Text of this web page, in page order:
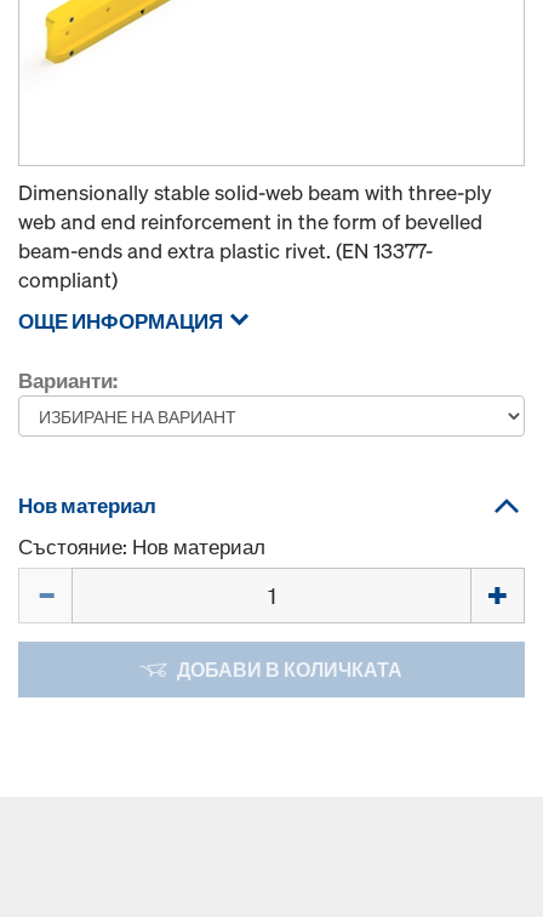
Dimensionally stable solid-web beam with three-ply
web and end reinforcement in the form of bevelled
beam-ends and extra plastic rivet. (EN 13377-
compliant)
ОЩЕ ИНФОРМАЦИЯ
Варианти:
Нов материал
Състояние: Нов материал
ДОБАВИ В КОЛИЧКАТА